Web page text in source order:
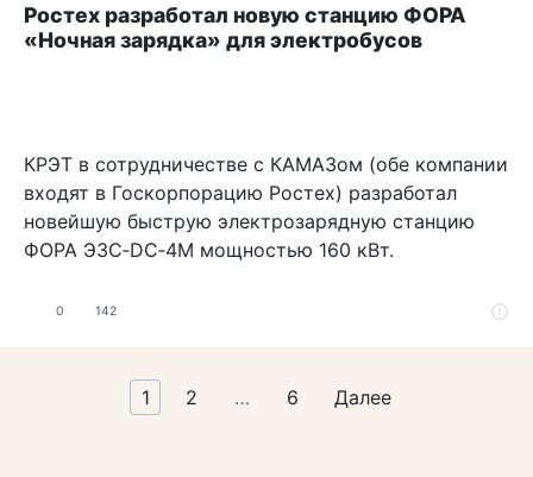
Ростех разработал новую станцию ФОРА
«Ночная зарядка» для электробусов
КРЭТ в сотрудничестве с КАМАЗом (обе компании
входят в Госкорпорацию Ростех) разработал
новейшую быструю электрозарядную станцию
ФОРА ЭЗС‑DC‑4M мощностью 160 кВт.
0 142
1 2 … 6 Далее